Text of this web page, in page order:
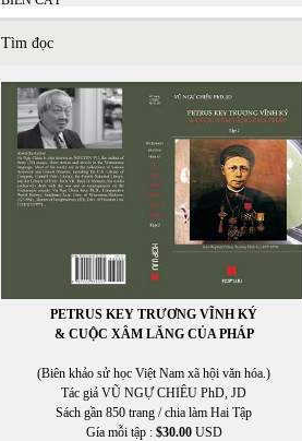
BÌNH ĐỊA MỘC
Bồ Tùng Linh
Bruno Corty
Bùi Hoàng Linh
BÙI HOẰNG VỊ
BÙI NGỌC KHÔI
Bùi Ngọc Khôi chuyển ngữ
Bùi Thanh Xuân
BÙI VĨNH PHÚC
Tìm đọc
PETRUS KEY TRƯƠNG VĨNH KÝ
& CUỘC XÂM LĂNG CỦA PHÁP
(Biên khảo sử học Việt Nam xã hội văn hóa.)
Tác giả VŨ NGỰ CHIÊU PhD, JD
Sách gần 850 trang / chia làm Hai Tập
Gía mỗi tập : $30.00USD